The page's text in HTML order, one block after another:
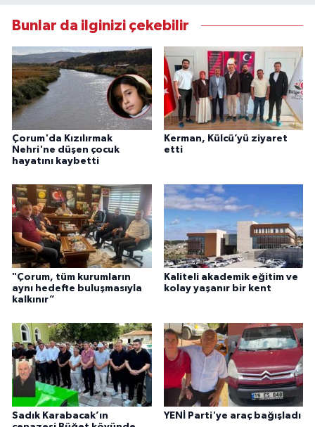
Bunlar da ilginizi çekebilir
Çorum'da Kızılırmak
Nehri'ne düşen çocuk
hayatını kaybetti
Kerman, Külcü’yü ziyaret
etti
"Çorum, tüm kurumların
aynı hedefte buluşmasıyla
kalkınır”
Kaliteli akademik eğitim ve
kolay yaşanır bir kent
Sadık Karabacak’ın
YENİ Parti'ye araç bağışladı